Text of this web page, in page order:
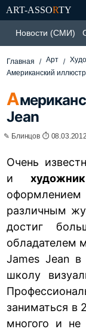
ART-ASSORTY
Новости (СМИ)
Главная Арт
Американский
А
Jean
✎ Блинцов ⏱
Очень
и художник
различным
достиг
обладателем
James Jean
школу
заниматься в
многого и не